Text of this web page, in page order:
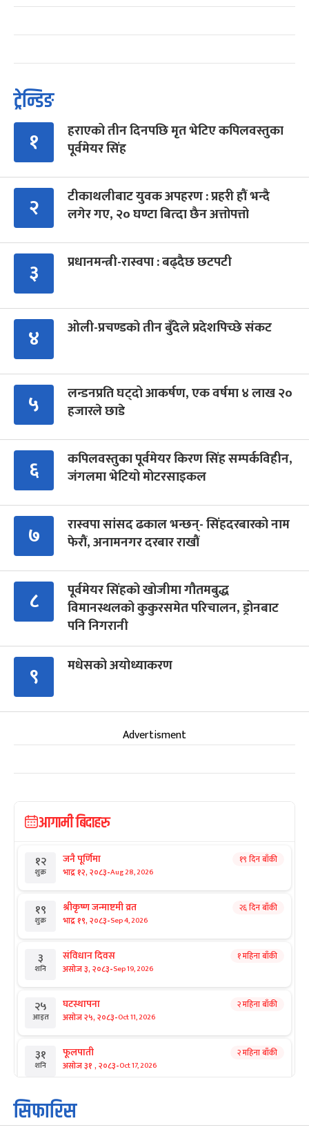
ट्रेन्डिङ
१
हराएको तीन दिनपछि मृत भेटिए कपिलवस्तुका
पूर्वमेयर सिंह
२
टीकाथलीबाट युवक अपहरण : प्रहरी हौं भन्दै
लगेर गए, २० घण्टा बित्दा छैन अत्तोपत्तो
३ प्रधानमन्त्री-रास्वपा : बढ्दैछ छटपटी
४ ओली-प्रचण्डको तीन बुँदेले प्रदेशपिच्छे संकट
५
लन्डनप्रति घट्दो आकर्षण, एक वर्षमा ४ लाख २०
हजारले छाडे
६
कपिलवस्तुका पूर्वमेयर किरण सिंह सम्पर्कविहीन,
जंगलमा भेटियो मोटरसाइकल
७
रास्वपा सांसद ढकाल भन्छन्- सिंहदरबारको नाम
फेरौं, अनामनगर दरबार राखौं
८
पूर्वमेयर सिंहको खोजीमा गौतमबुद्ध
विमानस्थलको कुकुरसमेत परिचालन, ड्रोनबाट
पनि निगरानी
९ मधेसको अयोध्याकरण
Advertisment
आगामी बिदाहरु
१२
शुक्र
जनै पूर्णिमा
भाद्र १२, २०८३-Aug 28, 2026
१९ दिन बाँकी
१९
शुक्र
श्रीकृष्ण जन्माष्टमी व्रत
भाद्र १९, २०८३-Sep 4, 2026
२६ दिन बाँकी
३
शनि
संविधान दिवस
असोज ३, २०८३-Sep 19, 2026
१ महिना बाँकी
२५
आइत
घटस्थापना
असोज २५, २०८३-Oct 11, 2026
२ महिना बाँकी
३१
शनि
फूलपाती
असोज ३१ , २०८३-Oct 17, 2026
२ महिना बाँकी
१
आइत
कार्तिक सङ्क्रान्ति
कार्तिक १, २०८३
सिफारिस